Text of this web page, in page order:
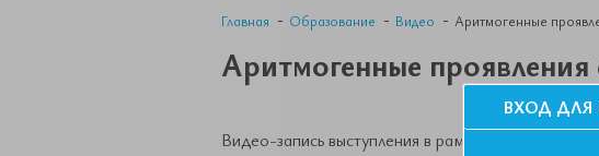
Главная Образование Видео Аритмогенные
Аритмогенные
Видео-запись выступления в рамках II Съезда
ВХОД